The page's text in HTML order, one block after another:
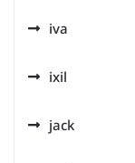
iva
ixil
jack